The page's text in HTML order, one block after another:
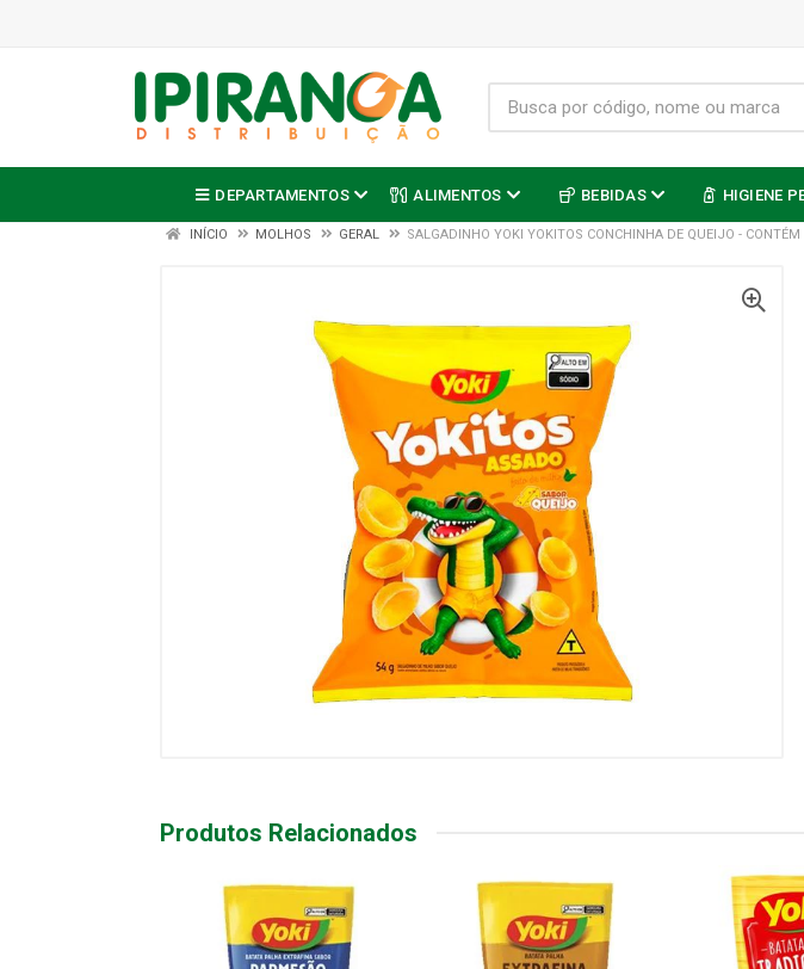
DEPARTAMENTOS ALIMENTOS BEBIDAS HIGIENE
INÍCIO MOLHOS GERAL SALGADINHO YOKI YOKITOS CONCHINHA DE QUEIJO - CONTÉM
Produtos Relacionados